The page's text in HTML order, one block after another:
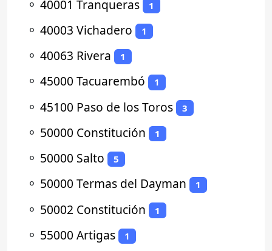
⚬ 40001 Tranqueras 1
⚬ 40003 Vichadero 1
⚬ 40063 Rivera 1
⚬ 45000 Tacuarembó 1
⚬ 45100 Paso de los Toros 3
⚬ 50000 Constitución 1
⚬ 50000 Salto 5
⚬ 50000 Termas del Dayman 1
⚬ 50002 Constitución 1
⚬ 55000 Artigas 1